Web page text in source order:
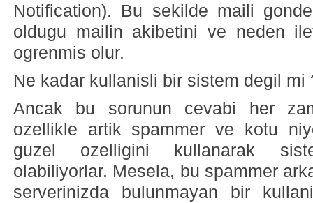
Notification). Bu sekilde maili
oldugu mailin akibetini ve neden
ogrenmis olur.
Ne kadar kullanisli bir sistem degil mi
Ancak bu sorunun cevabi her
ozellikle artik spammer ve kotu
guzel ozelligini kullanarak
olabiliyorlar. Mesela, bu spammer
serverinizda bulunmayan bir